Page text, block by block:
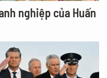
nghiệp của Huấn